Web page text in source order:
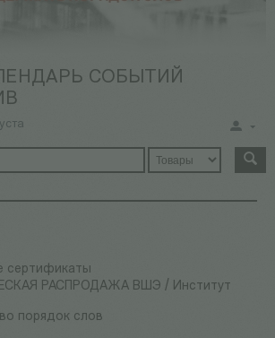
СОБЫТИЙ
сертификаты
ВШЭ / Институт
порядок слов